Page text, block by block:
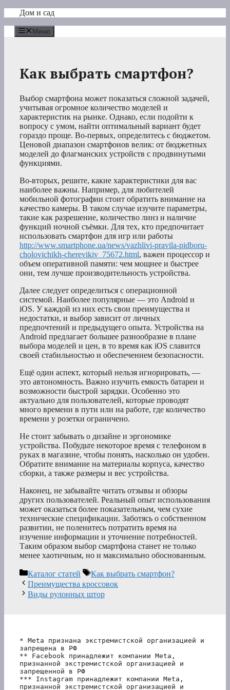
Перейти
содержимому
Дом и сад
Меню
Как выбрать смартфон?
Выбор смартфона может показаться сложной задачей,
учитывая огромное количество моделей и
характеристик на рынке. Однако, если подойти к
вопросу с умом, найти оптимальный вариант будет
гораздо проще. Во-первых, определитесь с бюджетом.
Ценовой диапазон смартфонов велик: от бюджетных
моделей до флагманских устройств с продвинутыми
функциями.
Во-вторых, решите, какие характеристики для вас
наиболее важны. Например, для любителей
мобильной фотографии стоит обратить внимание на
качество камеры. В таком случае изучите параметры,
такие как разрешение, количество линз и наличие
функций ночной съёмки. Для тех, кто предпочитает
использовать смартфон для игр или работы
http://www.smartphone.ua/news/vazhlivi-pravila-pidboru-
cholovichikh-cherevikiv_75672.html, важен процессор и
объем оперативной памяти: чем мощнее и быстрее
они, тем лучше производительность устройства.
Далее следует определиться с операционной
системой. Наиболее популярные — это Android и
iOS. У каждой из них есть свои преимущества и
недостатки, и выбор зависит от личных
предпочтений и предыдущего опыта. Устройства на
Android предлагает большее разнообразие в плане
выбора моделей и цен, в то время как iOS славится
своей стабильностью и обеспечением безопасности.
Ещё один аспект, который нельзя игнорировать, —
это автономность. Важно изучить емкость батареи и
возможности быстрой зарядки. Особенно это
актуально для пользователей, которые проводят
много времени в пути или на работе, где количество
времени у розетки ограничено.
Не стоит забывать о дизайне и эргономике
устройства. Побудьте некоторое время с телефоном в
руках в магазине, чтобы понять, насколько он удобен.
Обратите внимание на материалы корпуса, качество
сборки, а также размеры и вес устройства.
Наконец, не забывайте читать отзывы и обзоры
других пользователей. Реальный опыт использования
может оказаться более показательным, чем сухие
технические спецификации. Заботясь о собственном
развитии, не поленитесь потратить время на
изучение информации и уточнение потребностей.
Таким образом выбор смартфона станет не только
менее хаотичным, но и максимально обоснованным.
Рубрики
Каталог статей Метки
Как выбрать смартфон?
Преимущества кроссовок
Виды рулонных штор
* Meta признана экстремистской организацией и
запрещена в РФ
** Facebook принадлежит компании Meta,
признанной экстремистской организацией и
запрещенной в РФ
*** Instagram принадлежит компании Meta,
признанной экстремистской организацией и